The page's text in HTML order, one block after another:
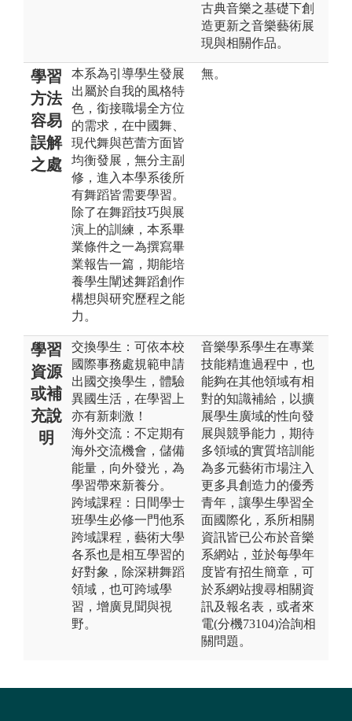
古典音樂之基礎下創
造更新之音樂藝術展
現與相關作品。
學習
方法
容易
誤解
之處
本系為引導學生發展
出屬於自我的風格特
色，銜接職場全方位
的需求，在中國舞、
現代舞與芭蕾方面皆
均衡發展，無分主副
修，進入本學系後所
有舞蹈皆需要學習。
除了在舞蹈技巧與展
演上的訓練，本系畢
業條件之一為撰寫畢
業報告一篇，期能培
養學生闡述舞蹈創作
構想與研究歷程之能
力。
無。
學習
資源
或補
充說
明
交換學生：可依本校
國際事務處規範申請
出國交換學生，體驗
異國生活，在學習上
亦有新刺激！
海外交流：不定期有
海外交流機會，儲備
能量，向外發光，為
學習帶來新養分。
跨域課程：日間學士
班學生必修一門他系
跨域課程，藝術大學
各系也是相互學習的
好對象，除深耕舞蹈
領域，也可跨域學
習，增廣見聞與視
野。
音樂學系學生在專業
技能精進過程中，也
能夠在其他領域有相
對的知識補給，以擴
展學生廣域的性向發
展與競爭能力，期待
多領域的實質培訓能
為多元藝術市場注入
更多具創造力的優秀
青年，讓學生學習全
面國際化，系所相關
資訊皆已公布於音樂
系網站，並於每學年
度皆有招生簡章，可
於系網站搜尋相關資
訊及報名表，或者來
電(分機73104)洽詢相
關問題。